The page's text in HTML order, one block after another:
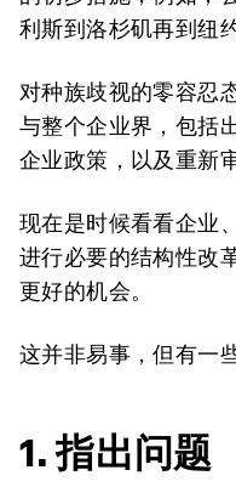
利斯到洛杉矶再到纽
对种族歧视的零容忍
与整个企业界，包括
企业政策，以及重新
现在是时候看看企业
进行必要的结构性改
更好的机会。
这并非易事，但有一
1. 指出问题